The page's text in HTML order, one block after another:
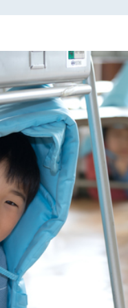
小学2年生
小学4年生
小学6年生